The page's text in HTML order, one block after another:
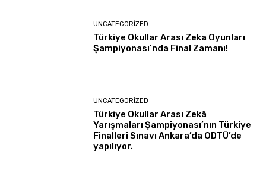
UNCATEGORIZED
Türkiye Okullar Arası Zeka Oyunları
Şampiyonası’nda Final Zamanı!
UNCATEGORIZED
Türkiye Okullar Arası Zekâ
Yarışmaları Şampiyonası’nın Türkiye
Finalleri Sınavı Ankara’da ODTÜ’de
yapılıyor.